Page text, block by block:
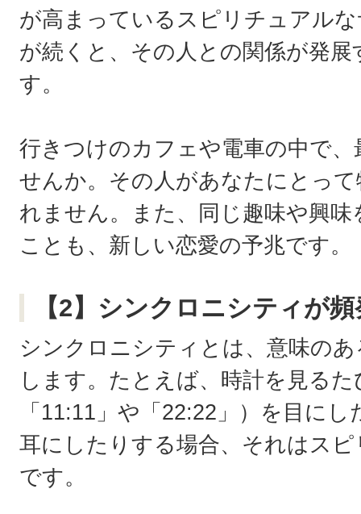
が高まっているスピリチュアル
が続くと、その人との関係が発
す。
行きつけのカフェや電車の中で
せんか。その人があなたにとっ
れません。また、同じ趣味や興
ことも、新しい恋愛の予兆です。
【2】シンクロニシティが
シンクロニシティとは、意味の
します。たとえば、時計を見る
「11:11」や「22:22」）を目に
耳にしたりする場合、それはス
です。